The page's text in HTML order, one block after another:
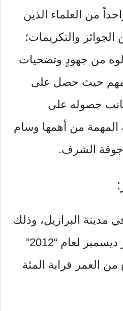
من العلماء الذين
والتكريمات؛
من جهودٍ وتضحيات
حيث حصل على
حصوله على
من أهمها وسام
جوقة الشرف.
مدينة البرازيل، وذلك
في الخامس من شهر ديسمبر لعام “2012”
من العمر قرابة المئة